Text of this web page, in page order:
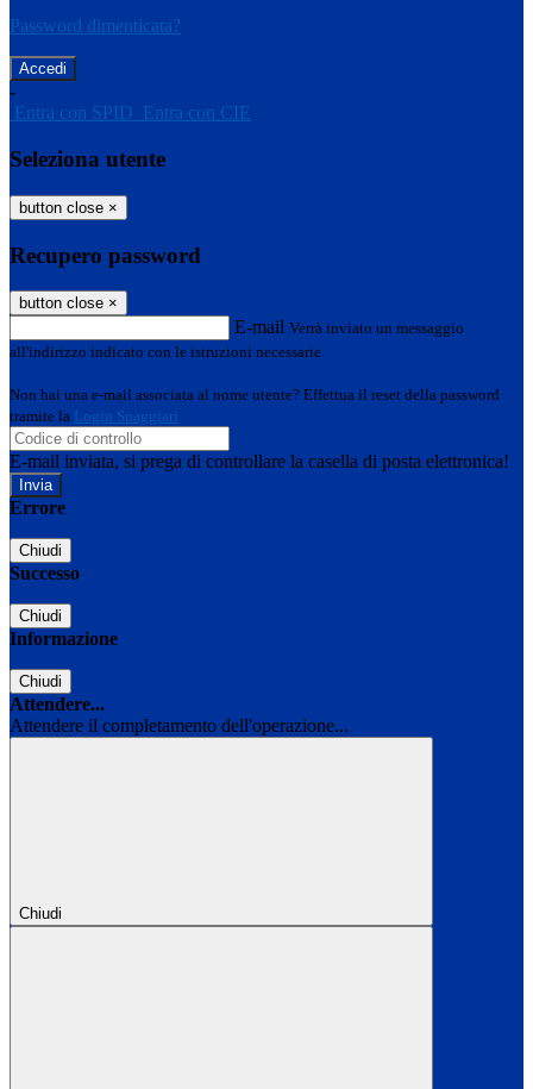
Password dimenticata?
-
Entra con SPID Entra con CIE
Seleziona utente
button close ×
Recupero password
button close ×
E-mail Verrà inviato un messaggio
all'indirizzo indicato con le istruzioni necessarie.
Non hai una e-mail associata al nome utente? Effettua il reset della password
tramite la Login Spaggiari
E-mail inviata, si prega di controllare la casella di posta elettronica!
Errore
Chiudi
Successo
Chiudi
Informazione
Chiudi
Attendere...
Attendere il completamento dell'operazione...
Chiudi